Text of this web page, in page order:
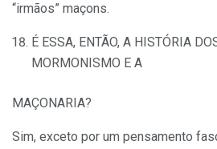
“irmãos” maçons.
É ESSA, ENTÃO, A HISTÓRIA
MORMONISMO E A
MAÇONARIA?
Sim, exceto por um pensamento